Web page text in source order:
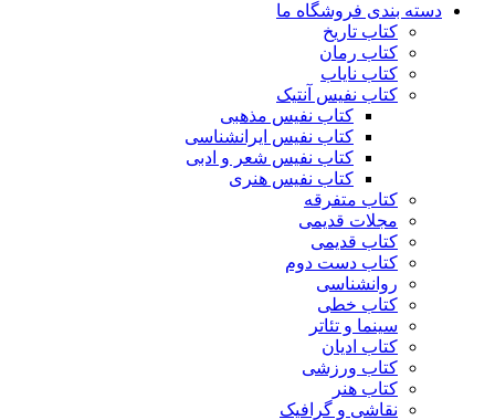
دسته بندی فروشگاه ما
کتاب تاریخ
کتاب رمان
کتاب نایاب
کتاب نفیس آنتیک
کتاب نفیس مذهبی
کتاب نفیس ایرانشناسی
کتاب نفیس شعر و ادبی
کتاب نفیس هنری
کتاب متفرقه
مجلات قدیمی
کتاب قدیمی
کتاب دست دوم
روانشناسی
کتاب خطی
سینما و تئاتر
کتاب ادیان
کتاب ورزشی
کتاب هنر
نقاشی و گرافیک